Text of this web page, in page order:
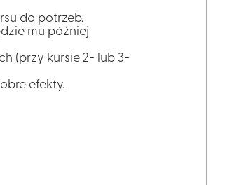
do potrzeb.
mu później
(przy kursie 2- lub 3-
efekty.